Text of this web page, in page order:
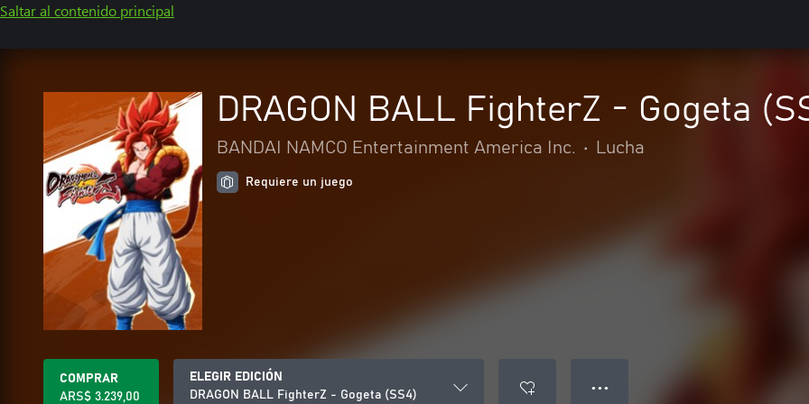
Saltar al contenido principal
DRAGON BALL FighterZ - Gogeta
BANDAI NAMCO Entertainment America Inc. • Lucha
Requiere un juego
COMPRAR
ARS$ 3.239,00
ELEGIR EDICIÓN
DRAGON BALL FighterZ - Gogeta (SS4)
● ● ●